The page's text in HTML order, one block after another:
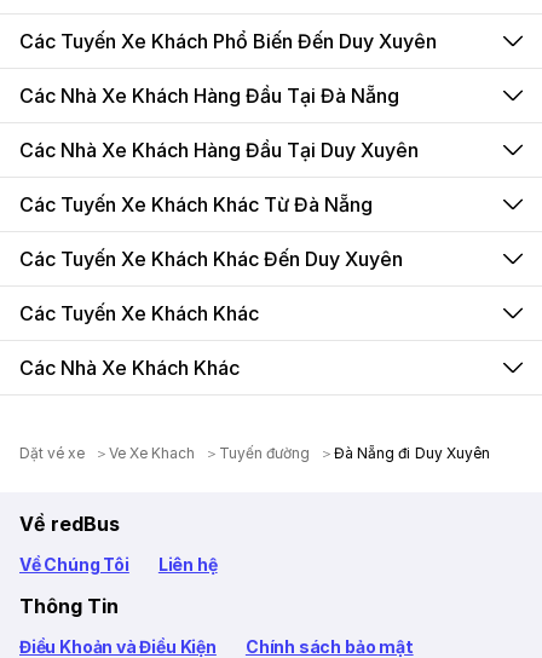
Các Tuyến Xe Khách Phổ Biến Đến Duy Xuyên
Các Nhà Xe Khách Hàng Đầu Tại Đà Nẵng
Các Nhà Xe Khách Hàng Đầu Tại Duy Xuyên
Các Tuyến Xe Khách Khác Từ Đà Nẵng
Các Tuyến Xe Khách Khác Đến Duy Xuyên
Các Tuyến Xe Khách Khác
Các Nhà Xe Khách Khác
Dặt vé xe Ve Xe Khach Tuyến đường Đà Nẵng đi Duy Xuyên
Về redBus
Về Chúng Tôi Liên hệ
Thông Tin
Điều Khoản và Điều Kiện Chính sách bảo mật